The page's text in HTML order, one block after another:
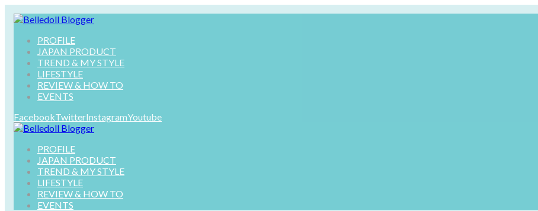
PROFILE
JAPAN PRODUCT
TREND & MY STYLE
LIFESTYLE
REVIEW & HOW TO
EVENTS
FacebookTwitterInstagramYoutube
PROFILE
JAPAN PRODUCT
TREND & MY STYLE
LIFESTYLE
REVIEW & HOW TO
EVENTS